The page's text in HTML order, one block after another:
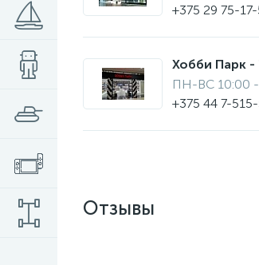
+375 29 75-
Хобби Парк -
ПН-ВС 10:00 -
+375 44 7-
Отзывы